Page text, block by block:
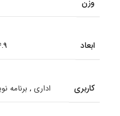
وزن
ابعاد 14.9 ×
کاربری اداری , برنامه